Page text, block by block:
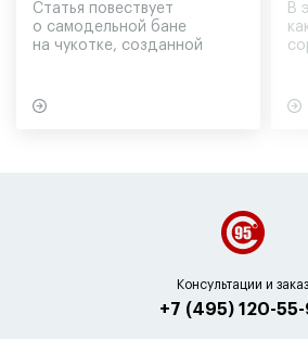
Статья повествует
о самодельной бане
на чукотке, созданной
В
Консультации и заказ
+7 (495) 120-55-